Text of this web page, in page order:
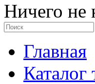
Ничего не
Главная
Каталог